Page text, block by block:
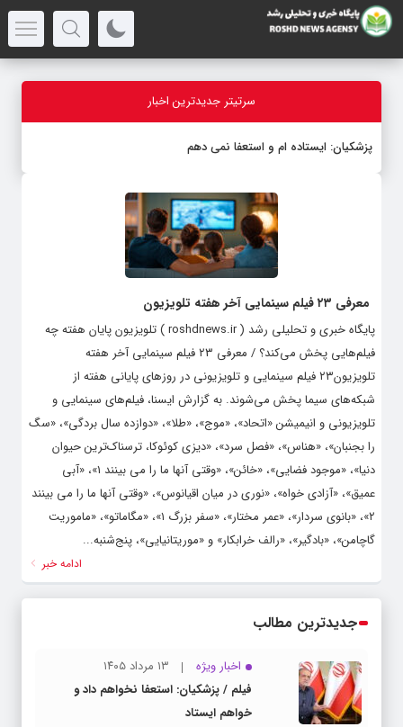
سرتیتر جدیدترین اخبار
پزشکیان: ایستاده ام و استعفا نمی دهم
معرفی ۲۳ فیلم سینمایی آخر هفته تلویزیون
پایگاه خبری و تحلیلی رشد ( roshdnews.ir ) تلویزیون پایان هفته چه
فیلم‌هایی پخش می‌کند؟ / معرفی ۲۳ فیلم سینمایی آخر هفته
تلویزیون۲۳ فیلم سینمایی و تلویزیونی در روزهای پایانی هفته از
شبکه‌های سیما پخش می‌شوند. به گزارش ایسنا، فیلم‌های سینمایی و
تلویزیونی و انیمیشن «اتحاد»، «موج»، «طلا»، «دوازده سال بردگی»، «سگ
را بجنبان»، «هناس»، «فصل سرد»، «دیزی کوئوکا، ترسناک‌ترین حیوان
دنیا»، «موجود فضایی»، «خائن»، «وقتی آنها ما را می بینند ۱»، «آبی
عمیق»، «آزادی خواه»، «نوری در میان اقیانوس»، «وقتی آنها ما را می بینند
۲»، «بانوی سردار»، «عمر مختار»، «سفر بزرگ ۱»، «مگاماتو»، «ماموریت
گاچامن»، «بادگیر»، «رالف خرابکار» و «موریتانیایی»، پنج‌شنبه...
ادامه خبر
جدیدترین مطالب
اخبار ویژه
۱۳ مرداد ۱۴۰۵
فیلم / پزشکیان: استعفا نخواهم داد و
خواهم ایستاد